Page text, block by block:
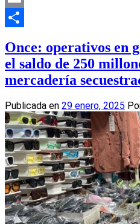
Email
Once: operativos en
el saldo de 250
mercadería
Publicada en 29 enero, 2025